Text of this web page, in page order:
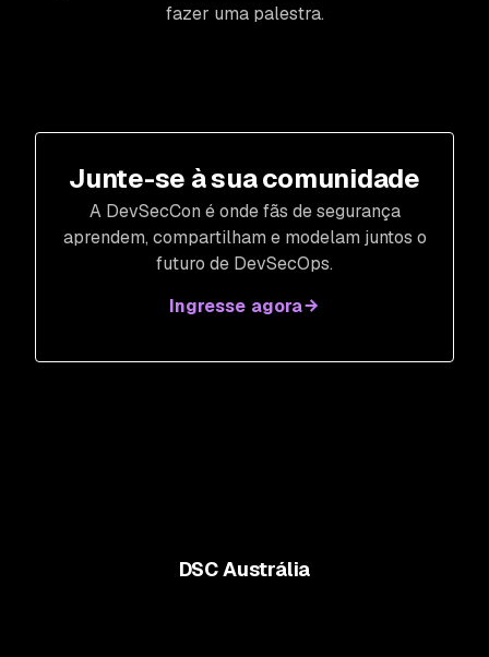
fazer uma palestra.
Junte-se à sua comunidade
A DevSecCon é onde fãs de segurança
aprendem, compartilham e modelam juntos o
futuro de DevSecOps.
Ingresse agora
DSC Austrália